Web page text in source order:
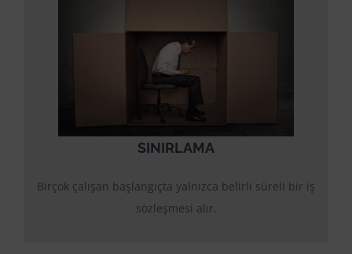
SINIRLAMA
Birçok çalışan başlangıçta yalnızca belirli süreli bir iş
sözleşmesi alır.